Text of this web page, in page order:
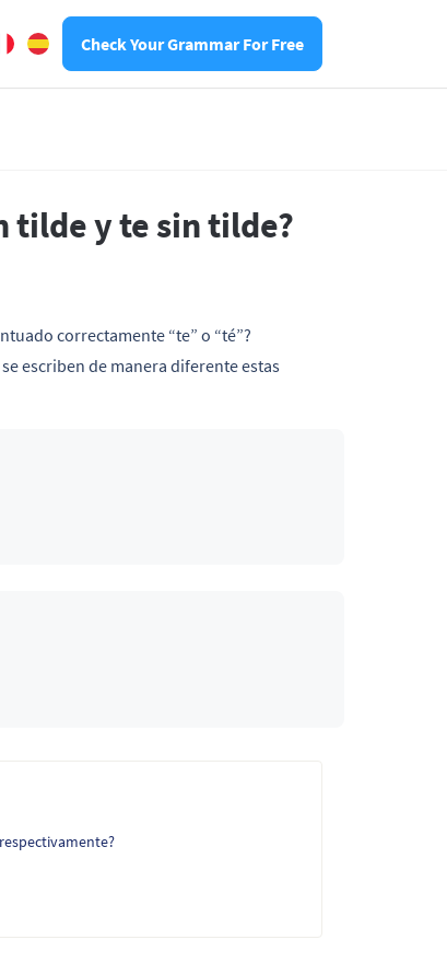
Check Your Grammar For Free
tilde y te sin tilde?
correctamente “te” o “té”?
escriben de manera diferente estas